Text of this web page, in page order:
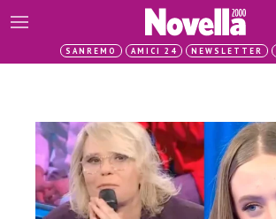
SANREMO AMICI 24 NEWSLETTER